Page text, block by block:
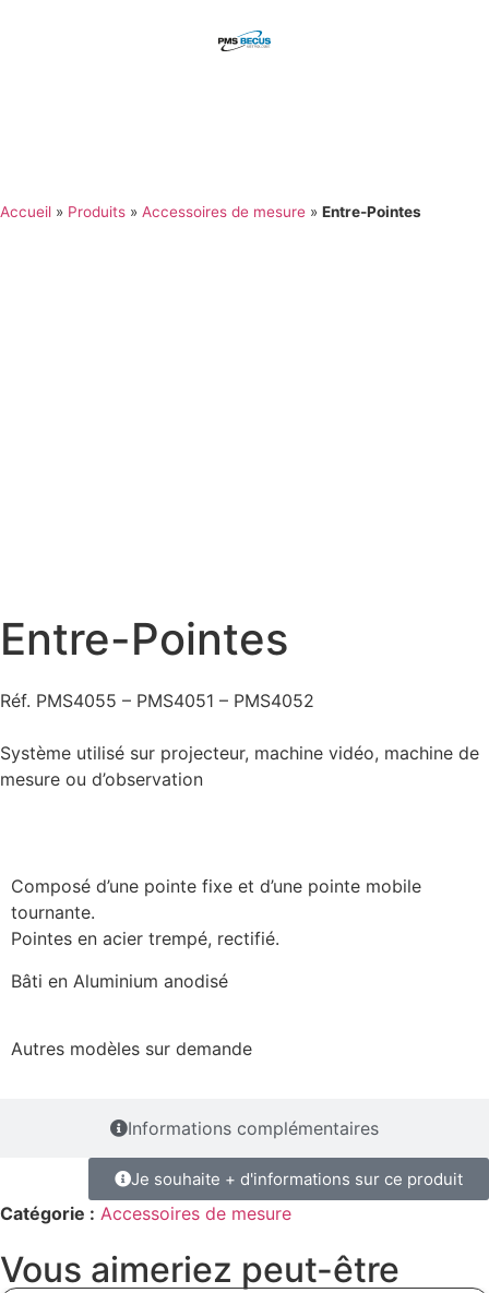
Accueil » Produits » Accessoires de mesure » Entre-Pointes
Entre-Pointes
Réf. PMS4055 – PMS4051 – PMS4052
Système utilisé sur projecteur, machine vidéo, machine de
mesure ou d’observation
Informations complémentaires
Composé d’une pointe fixe et d’une pointe mobile
tournante.
Pointes en acier trempé, rectifié.
Bâti en Aluminium anodisé
Autres modèles sur demande
Je souhaite + d'informations sur ce produit
Catégorie : Accessoires de mesure
Vous aimeriez peut-être